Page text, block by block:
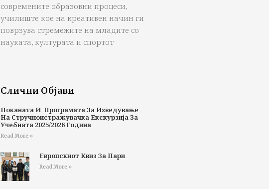
современите образовни процеси,
училиште кое на креативен начин ги
поврзува стремежите на младите со
науката, културата и спортот
Слични Објави
Поканата И Програмата За Изведување
На Стручноистражувачка Екскурзија За
Учебната 2025/2026 Година
Read More »
Европскиот Квиз За Пари
Read More »